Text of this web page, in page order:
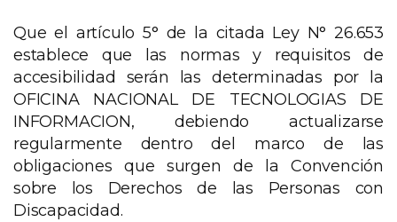
Que el artículo 5° de la citada Ley N° 26.653
establece que las normas y requisitos de
accesibilidad serán las determinadas por la
OFICINA NACIONAL DE TECNOLOGIAS DE
INFORMACION, debiendo actualizarse
regularmente dentro del marco de las
obligaciones que surgen de la Convención
sobre los Derechos de las Personas con
Discapacidad.